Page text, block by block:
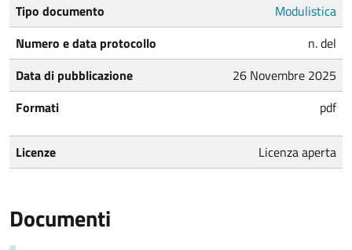
Tipo documento
Modulistica
Numero e data protocollo
n. del
Data di pubblicazione
26 Novembre 2025
Formati
pdf
Licenze Licenza aperta
Documenti